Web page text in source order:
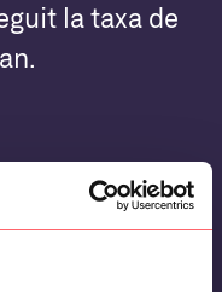
la taxa de